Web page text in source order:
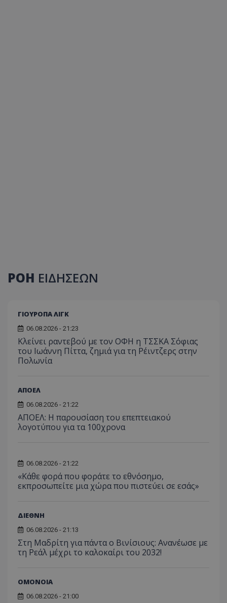
ΡΟΗ ΕΙΔΗΣΕΩΝ
ΓΙΟΥΡΟΠΑ ΛΙΓΚ
06.08.2026 - 21:23
Κλείνει ραντεβού με τον ΟΦΗ η ΤΣΣΚΑ Σόφιας
του Ιωάννη Πίττα, ζημιά για τη Ρέιντζερς στην
Πολωνία
ΑΠΟΕΛ
06.08.2026 - 21:22
ΑΠΟΕΛ: Η παρουσίαση του επεπτειακού
λογοτύπου για τα 100χρονα
06.08.2026 - 21:22
«Κάθε φορά που φοράτε το εθνόσημο,
εκπροσωπείτε μια χώρα που πιστεύει σε εσάς»
ΔΙΕΘΝΗ
06.08.2026 - 21:13
Στη Μαδρίτη για πάντα ο Βινίσιους: Ανανέωσε με
τη Ρεάλ μέχρι το καλοκαίρι του 2032!
ΟΜΟΝΟΙΑ
06.08.2026 - 21:00